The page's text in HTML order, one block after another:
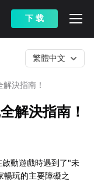
下 载
決指南！
繁體中文
解決指南！
動遊戲時遇到了"未
玩的主要障礙之